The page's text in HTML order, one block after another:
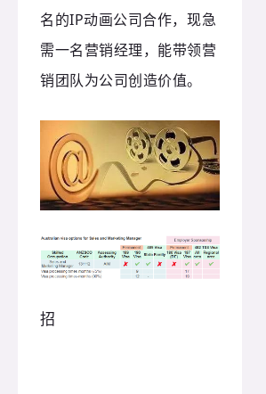
名的IP动画公司合作，现急
需一名营销经理，能带领营
销团队为公司创造价值。
招